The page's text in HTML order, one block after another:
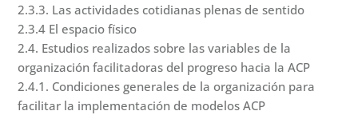
2.3.3. Las actividades cotidianas plenas de sentido
2.3.4 El espacio físico
2.4. Estudios realizados sobre las variables de la
organización facilitadoras del progreso hacia la ACP
2.4.1. Condiciones generales de la organización para
facilitar la implementación de modelos ACP